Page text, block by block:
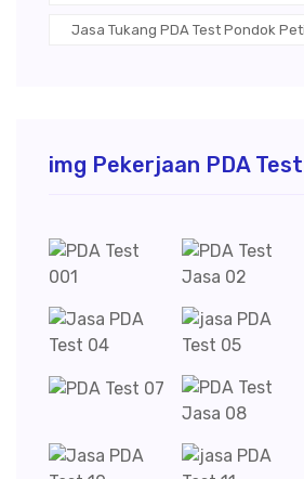
Jasa Tukang PDA Test Pondok
img Pekerjaan PDA Test